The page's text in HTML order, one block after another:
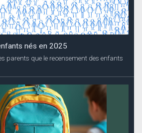
nés en 2025
parents que le recensement des enfants